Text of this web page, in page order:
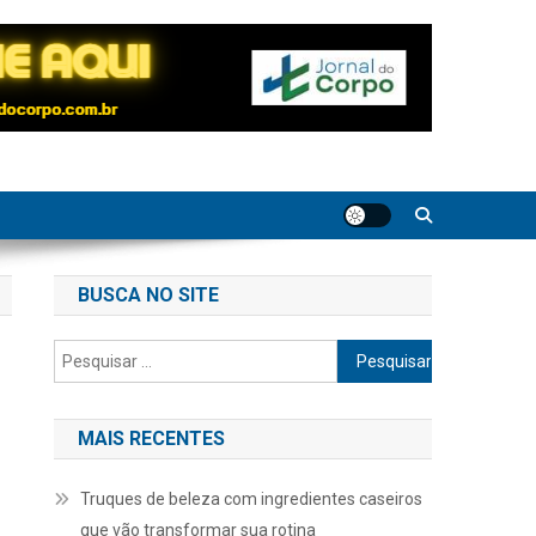
BUSCA NO SITE
Pesquisar
por:
MAIS RECENTES
Truques de beleza com ingredientes caseiros
que vão transformar sua rotina